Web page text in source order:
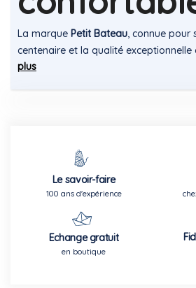
La marque Petit Bateau, connue pour
centenaire et la qualité exceptionnelle
plus
Le savoir-faire
100 ans d'expérience
Echange gratuit
en boutique